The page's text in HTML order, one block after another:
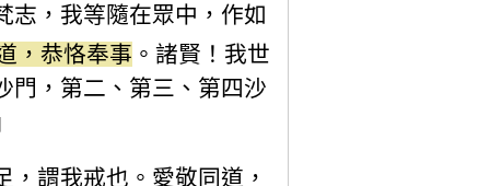
志，我等隨在眾中，作如
，恭恪奉事 。諸賢！我世
門，第二、第三、第四沙
謂我戒也。愛敬同道，